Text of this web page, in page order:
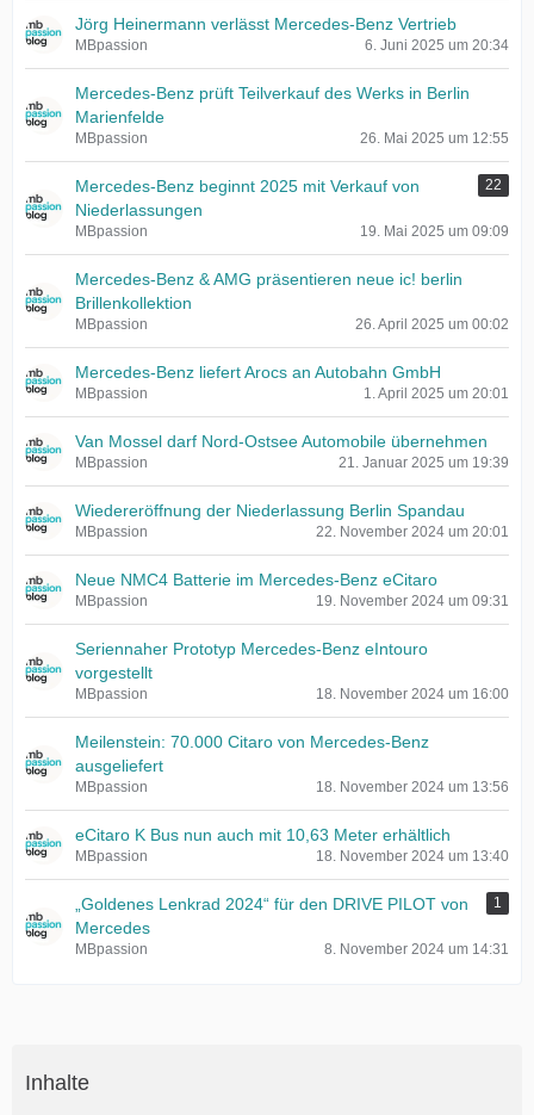
Jörg Heinermann verlässt Mercedes-Benz Vertrieb
MBpassion 6. Juni 2025 um 20:34
Mercedes-Benz prüft Teilverkauf des Werks in Berlin
Marienfelde
MBpassion 26. Mai 2025 um 12:55
Mercedes-Benz beginnt 2025 mit Verkauf von
Niederlassungen
22
MBpassion 19. Mai 2025 um 09:09
Mercedes-Benz & AMG präsentieren neue ic! berlin
Brillenkollektion
MBpassion 26. April 2025 um 00:02
Mercedes-Benz liefert Arocs an Autobahn GmbH
MBpassion 1. April 2025 um 20:01
Van Mossel darf Nord-Ostsee Automobile übernehmen
MBpassion 21. Januar 2025 um 19:39
Wiedereröffnung der Niederlassung Berlin Spandau
MBpassion 22. November 2024 um 20:01
Neue NMC4 Batterie im Mercedes-Benz eCitaro
MBpassion 19. November 2024 um 09:31
Seriennaher Prototyp Mercedes-Benz eIntouro
vorgestellt
MBpassion 18. November 2024 um 16:00
Meilenstein: 70.000 Citaro von Mercedes-Benz
ausgeliefert
MBpassion 18. November 2024 um 13:56
eCitaro K Bus nun auch mit 10,63 Meter erhältlich
MBpassion 18. November 2024 um 13:40
„Goldenes Lenkrad 2024“ für den DRIVE PILOT von
Mercedes
1
MBpassion 8. November 2024 um 14:31
Inhalte